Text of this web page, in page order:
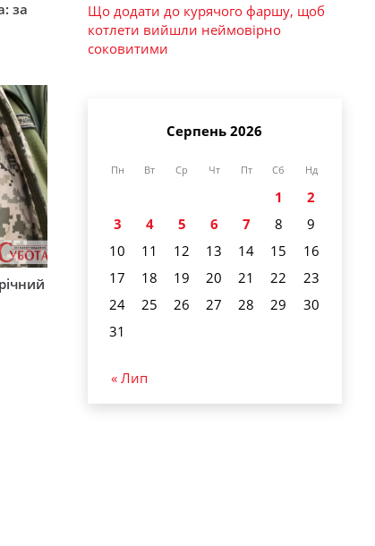
за
Що додати до курячого фаршу, щоб
котлети вийшли неймовірно
соковитими
Серпень 2026
Пн Вт Ср Чт Пт Сб Нд
1
2
3
4 5 6 7 8
9
10
11 12 13 14 15
16
17
18 19 20 21 22
23
24
25 26 27 28 29
30
31
« Лип